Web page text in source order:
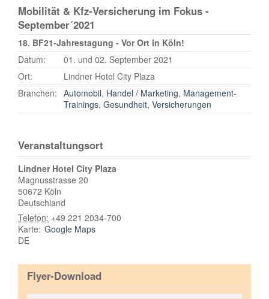
Mobilität & Kfz-Versicherung im Fokus -
September´2021
18. BF21-Jahrestagung - Vor Ort in Köln!
Datum:
01. und 02. September 2021
Ort:
Lindner Hotel City Plaza
Branchen: Automobil, Handel / Marketing, Management-
Trainings, Gesundheit, Versicherungen
Veranstaltungsort
Lindner Hotel City Plaza
Magnusstrasse 20
50672 Köln
Deutschland
Telefon: +49 221 2034-700
Karte: Google Maps
DE
Flyer-Download